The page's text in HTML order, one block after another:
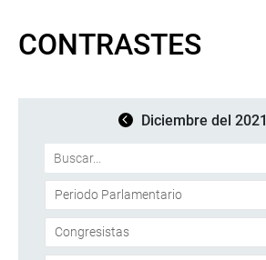
CONTRASTES
Diciembre del 2021